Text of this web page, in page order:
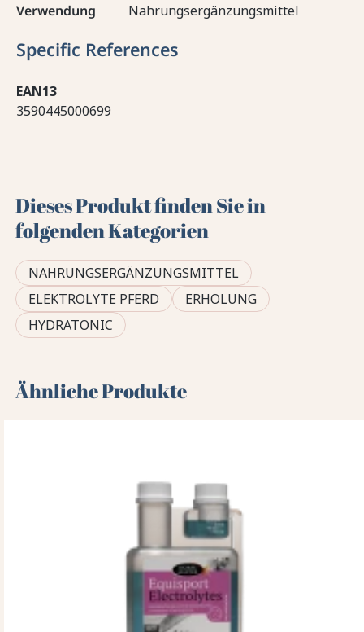
Verwendung Nahrungsergänzungsmittel
Specific References
EAN13
3590445000699
Dieses Produkt finden Sie in
folgenden Kategorien
NAHRUNGSERGÄNZUNGSMITTEL
ELEKTROLYTE PFERD
ERHOLUNG
HYDRATONIC
Ähnliche Produkte